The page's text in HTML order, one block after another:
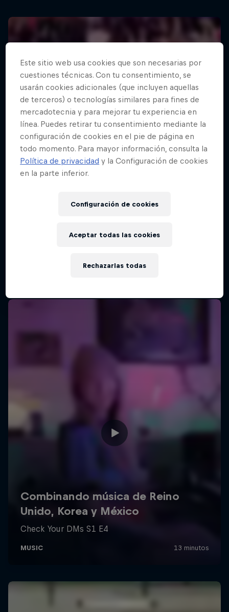
Este sitio web usa cookies que son necesarias por
cuestiones técnicas. Con tu consentimiento, se
usarán cookies adicionales (que incluyen aquellas
de terceros) o tecnologías similares para fines de
mercadotecnia y para mejorar tu experiencia en
línea. Puedes retirar tu consentimiento mediante la
configuración de cookies en el pie de página en
todo momento. Para mayor información, consulta la
Política de privacidad y la Configuración de cookies
en la parte inferior.
Configuración de cookies
Rechazarlas todas
Aceptar todas las cookies